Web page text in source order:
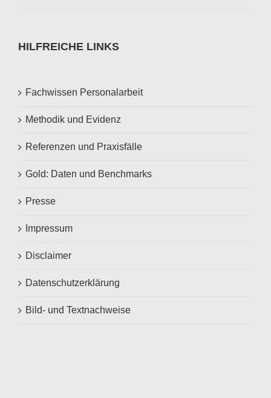
HILFREICHE LINKS
Fachwissen Personalarbeit
Methodik und Evidenz
Referenzen und Praxisfälle
Gold: Daten und Benchmarks
Presse
Impressum
Disclaimer
Datenschutzerklärung
Bild- und Textnachweise